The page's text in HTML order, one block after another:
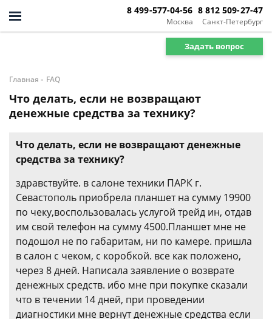
Москва
8 499-577-04-56
Санкт-Петербург
8 812 509-27-47
Задать вопрос
Главная - FAQ
Что делать, если не возвращают
денежные средства за технику?
Что делать, если не возвращают денежные
средства за технику?
здравствуйте. в салоне техники ПАРК г.
Севастополь приобрела планшет на сумму 19900
по чеку,воспользовалась услугой трейд ин, отдав
им свой телефон на сумму 4500.Планшет мне не
подошол не по габаритам, ни по камере. пришла
в салон с чеком, с коробкой. все как положено,
через 8 дней. Написала заявление о возврате
денежных средств. ибо мне при покупке сказали
что в течении 14 дней, при проведении
диагностики мне вернут денежные средства если